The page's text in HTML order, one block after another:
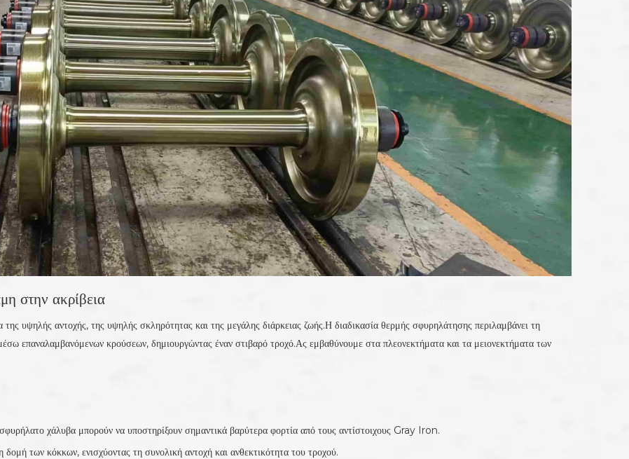
στην ακρίβεια
υψηλής αντοχής, της υψηλής σκληρότητας και της μεγάλης διάρκειας ζωής.Η διαδικασία θερμής σφυρηλάτησης περιλαμβάνει τη
επαναλαμβανόμενων κρούσεων, δημιουργώντας έναν στιβαρό τροχό.Ας εμβαθύνουμε στα πλεονεκτήματα και τα μειονεκτήματα των
χάλυβα μπορούν να υποστηρίξουν σημαντικά βαρύτερα φορτία από τους αντίστοιχους Gray Iron.
των κόκκων, ενισχύοντας τη συνολική αντοχή και ανθεκτικότητα του τροχού.